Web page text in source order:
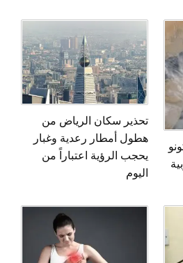
تحذير سكان الرياض من
هطول أمطار رعدية وغبار
يحجب الرؤية اعتباراً من
اليوم